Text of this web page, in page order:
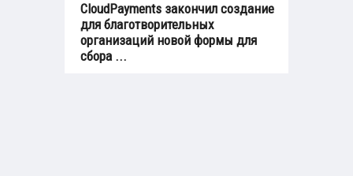
CloudPayments закончил создание
для благотворительных
организаций новой формы для
сбора ...